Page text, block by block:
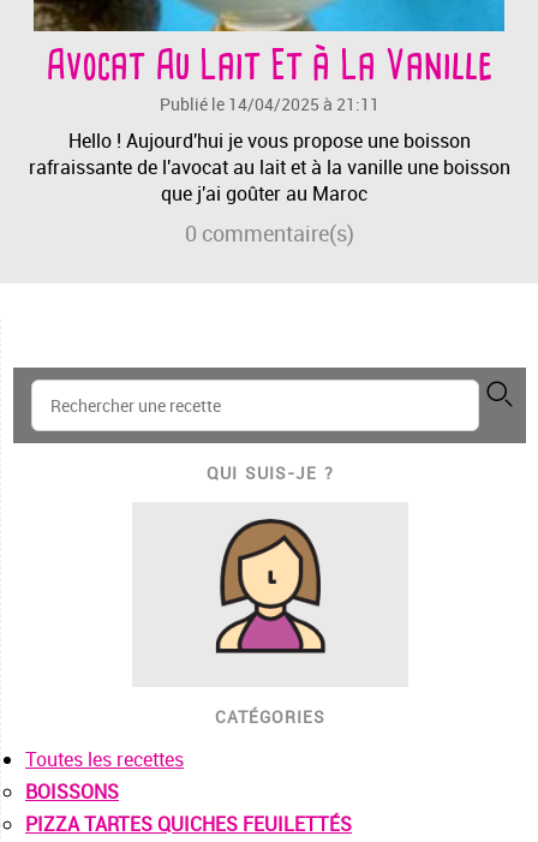
Avocat Au Lait Et à La Vanille
Publié le 14/04/2025 à 21:11
Hello ! Aujourd'hui je vous propose une boisson
rafraissante de l'avocat au lait et à la vanille une boisson
que j'ai goûter au Maroc
0 commentaire(s)
QUI SUIS-JE ?
CATÉGORIES
Toutes les recettes
BOISSONS
PIZZA TARTES QUICHES FEUILETTÉS